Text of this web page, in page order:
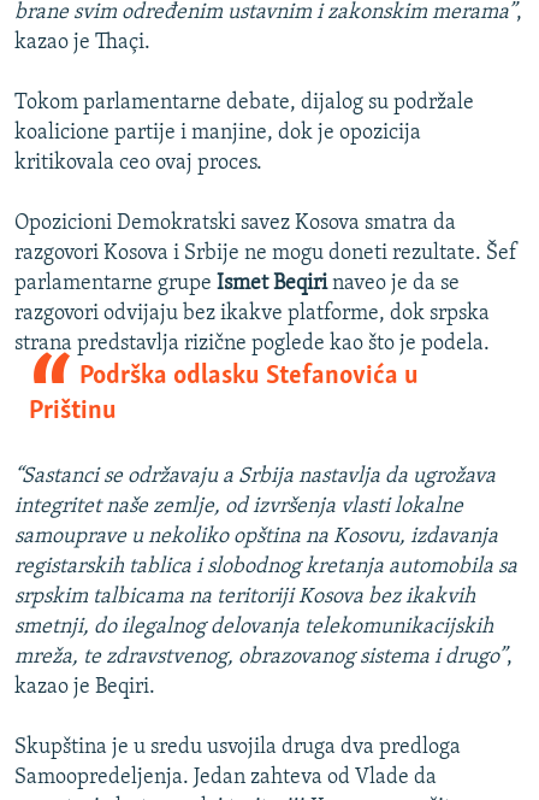
brane svim određenim ustavnim i zakonskim merama”,
kazao je Thaçi.
Tokom parlamentarne debate, dijalog su podržale
koalicione partije i manjine, dok je opozicija
kritikovala ceo ovaj proces.
Opozicioni Demokratski savez Kosova smatra da
razgovori Kosova i Srbije ne mogu doneti rezultate. Šef
parlamentarne grupe Ismet Beqirinaveo je da se
razgovori odvijaju bez ikakve platforme, dok srpska
strana predstavlja rizične poglede kao što je podela.
Podrška odlasku Stefanovića u
Prištinu
“Sastanci se održavaju a Srbija nastavlja da ugrožava
integritet naše zemlje, od izvršenja vlasti lokalne
samouprave u nekoliko opština na Kosovu, izdavanja
registarskih tablica i slobodnog kretanja automobila sa
srpskim talbicama na teritoriji Kosova bez ikakvih
smetnji, do ilegalnog delovanja telekomunikacijskih
mreža, te zdravstvenog, obrazovanog sistema i drugo”,
kazao je Beqiri.
Skupština je u sredu usvojila druga dva predloga
Samoopredeljenja. Jedan zahteva od Vlade da